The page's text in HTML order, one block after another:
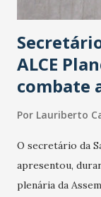
ALCE
combate
Por Lauriberto
O secretário da
apresentou,
plenária da